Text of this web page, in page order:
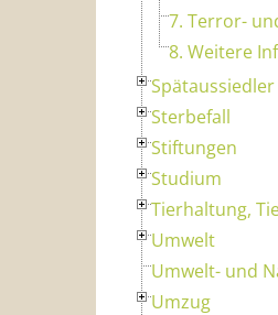
7. Terror-
8. Weitere
Spätaussiedler
Sterbefall
Stiftungen
Studium
Tierhaltung,
Umwelt
Umwelt- und
Umzug